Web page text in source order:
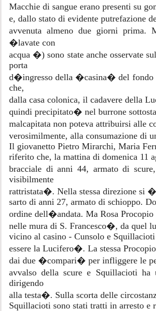
Macchie di sangue erano presenti su
e, dallo stato di evidente putrefazione
avvenuta almeno due giorni
�lavate con
acqua �) sono state anche
porta
d�ingresso della �casina� del fondo
che,
dalla casa colonica, il cadavere della
quindi precipitato� nel burrone
malcapitata non poteva attribuirsi alle
verosimilmente, alla consumazione di
Il giovanetto Pietro Mirarchi, Maria
riferito che, la mattina di domenica 11
bracciale di anni 44, armato di
visibilmente
rattristata�. Nella stessa direzione si
sarto di anni 27, armato di schioppo.
ordine dell�andata. Ma Rosa
nelle mura di S. Francesco�, da quel
vicino al casino - Cunsolo e Squillacioti
essere la Lucifero�. La stessa
dai due �compari� per infliggere le
avvalso della scure e Squillacioti
dirigendo
alla testa�. Sulla scorta delle
Squillacioti sono stati tratti in arresto